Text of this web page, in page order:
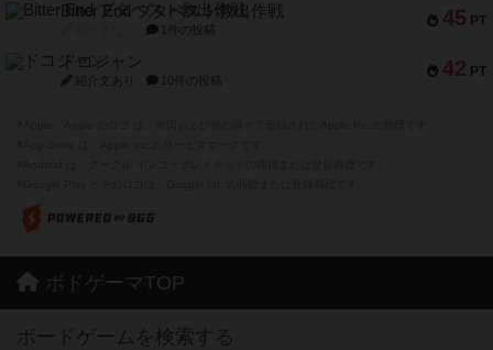
45 PT
Bitter End ブタペスト救出作戦
1件の投稿
42 PT
ドコジャン
紹介文あり 10件の投稿
ボドゲーマTOP
ボードゲームを検索する